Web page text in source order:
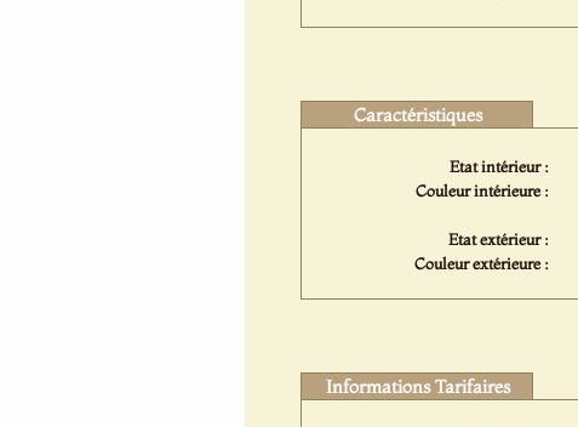
Caractéristiques
Etat intérieur :
Couleur intérieure :
Etat extérieur :
Couleur extérieure :
Informations Tarifaires